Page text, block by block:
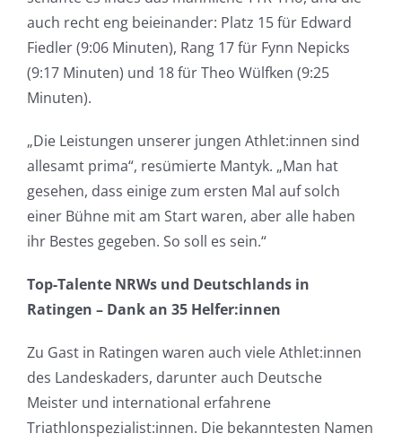
auch recht eng beieinander: Platz 15 für Edward
Fiedler (9:06 Minuten), Rang 17 für Fynn Nepicks
(9:17 Minuten) und 18 für Theo Wülfken (9:25
Minuten).
„Die Leistungen unserer jungen Athlet:innen sind
allesamt prima“, resümierte Mantyk. „Man hat
gesehen, dass einige zum ersten Mal auf solch
einer Bühne mit am Start waren, aber alle haben
ihr Bestes gegeben. So soll es sein.“
Top-Talente NRWs und Deutschlands in
Ratingen – Dank an 35 Helfer:innen
Zu Gast in Ratingen waren auch viele Athlet:innen
des Landeskaders, darunter auch Deutsche
Meister und international erfahrene
Triathlonspezialist:innen. Die bekanntesten Namen